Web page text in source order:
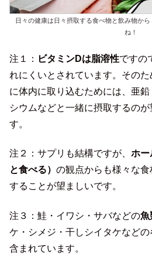
日々の健康は日々摂取する食べ物と飲み物か
ね！
注１： ビタミンDは脂溶性ですの
れにくいとされています。その
に体内に取り込むためには、亜
シウムなどと一緒に摂取するの
す。
注２：サプリも結構ですが、 ホー
と食べる） の観点からも様々な
することが望ましいです。
注３：鮭・イワシ・サバなどの魚
ケ・シメジ・干しシイタケなどの
含まれています。